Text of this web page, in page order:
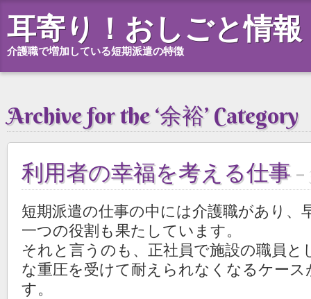
耳寄り！おしごと情報
介護職で増加している短期派遣の特徴
Archive for the ‘余裕’ Category
利用者の幸福を考える仕事
短期派遣の仕事の中には介護職があり、
一つの役割も果たしています。
それと言うのも、正社員で施設の職員と
な重圧を受けて耐えられなくなるケー
す。